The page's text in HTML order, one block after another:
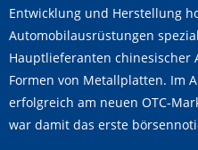
Entwicklung und Herstellung
Automobilausrüstungen
Hauptlieferanten chinesischer
Formen von Metallplatten. Im
erfolgreich am neuen OTC-
war damit das erste